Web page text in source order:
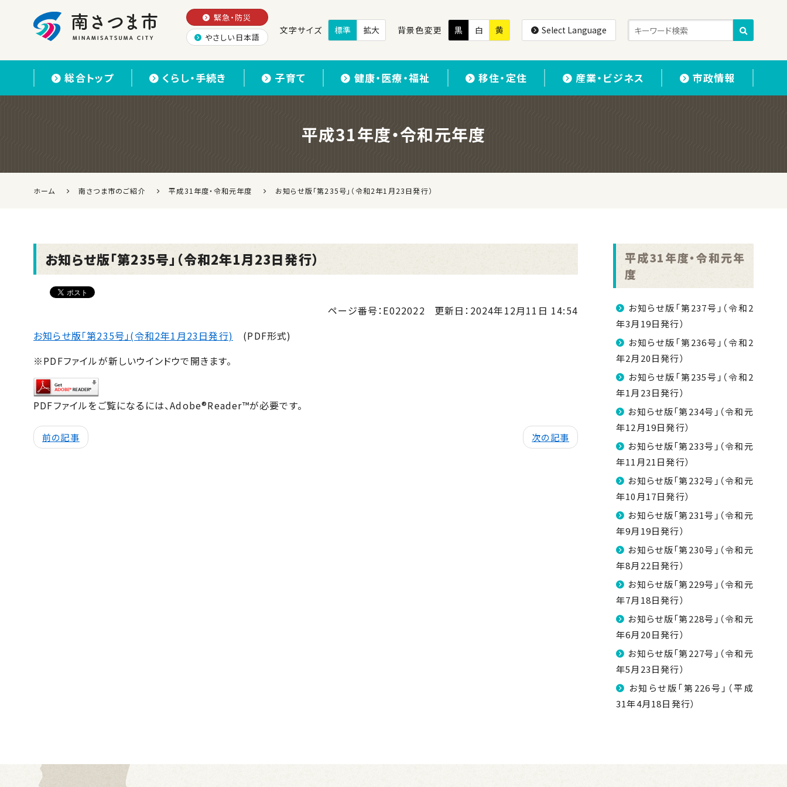
緊急・防災
やさしい日本語
文字サイズ 標準 拡大 背景色変更 黒 白 黄 Select Language
総合トップ くらし・手続き 子育て 健康・医療・福祉 移住・定住 産業・ビジネス 市政情報
平成31年度・令和元年度
ホーム 南さつま市のご紹介 平成31年度・令和元年度 お知らせ版「第235号」（令和2年1月23日発行）
お知らせ版「第235号」（令和2年1月23日発行）
ページ番号：E022022 更新日： 2024年12月11日 14:54
お知らせ版「第235号」(令和2年1月23日発行) (PDF形式)
※PDFファイルが新しいウインドウで開きます。
PDFファイルをご覧になるには、Adobe®Reader™が必要です。
前の記事 次の記事
平成31年度・令和元年
度
お知らせ版「第237号」（令和2
年3月19日発行）
お知らせ版「第236号」（令和2
年2月20日発行）
お知らせ版「第235号」（令和2
年1月23日発行）
お知らせ版「第234号」（令和元
年12月19日発行）
お知らせ版「第233号」（令和元
年11月21日発行）
お知らせ版「第232号」（令和元
年10月17日発行）
お知らせ版「第231号」（令和元
年9月19日発行）
お知らせ版「第230号」（令和元
年8月22日発行）
お知らせ版「第229号」（令和元
年7月18日発行）
お知らせ版「第228号」（令和元
年6月20日発行）
お知らせ版「第227号」（令和元
年5月23日発行）
お知らせ版「第226号」（平成
31年4月18日発行）